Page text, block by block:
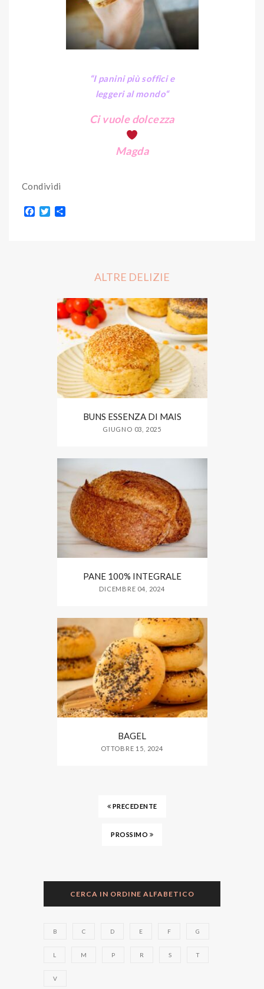
“I panini più soffici e
leggeri al mondo“
Ci vuole dolcezza
Magda
Condividi
F
T
ALTRE DELIZIE
BUNS ESSENZA DI MAIS
GIUGNO 03, 2025
PANE 100% INTEGRALE
DICEMBRE 04, 2024
BAGEL
OTTOBRE 15, 2024
PRECEDENTE
PROSSIMO
CERCA IN ORDINE ALFABETICO
B C D E F G
L M P R S T
V